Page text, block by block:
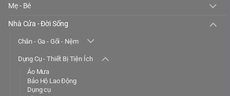
Mẹ - Bé
Nhà Cửa - Đời Sống
Chăn - Ga - Gối - Nệm
Dụng Cụ - Thiết Bị Tiện Ích
Áo Mưa
Bảo Hộ Lao Động
Dụng cụ